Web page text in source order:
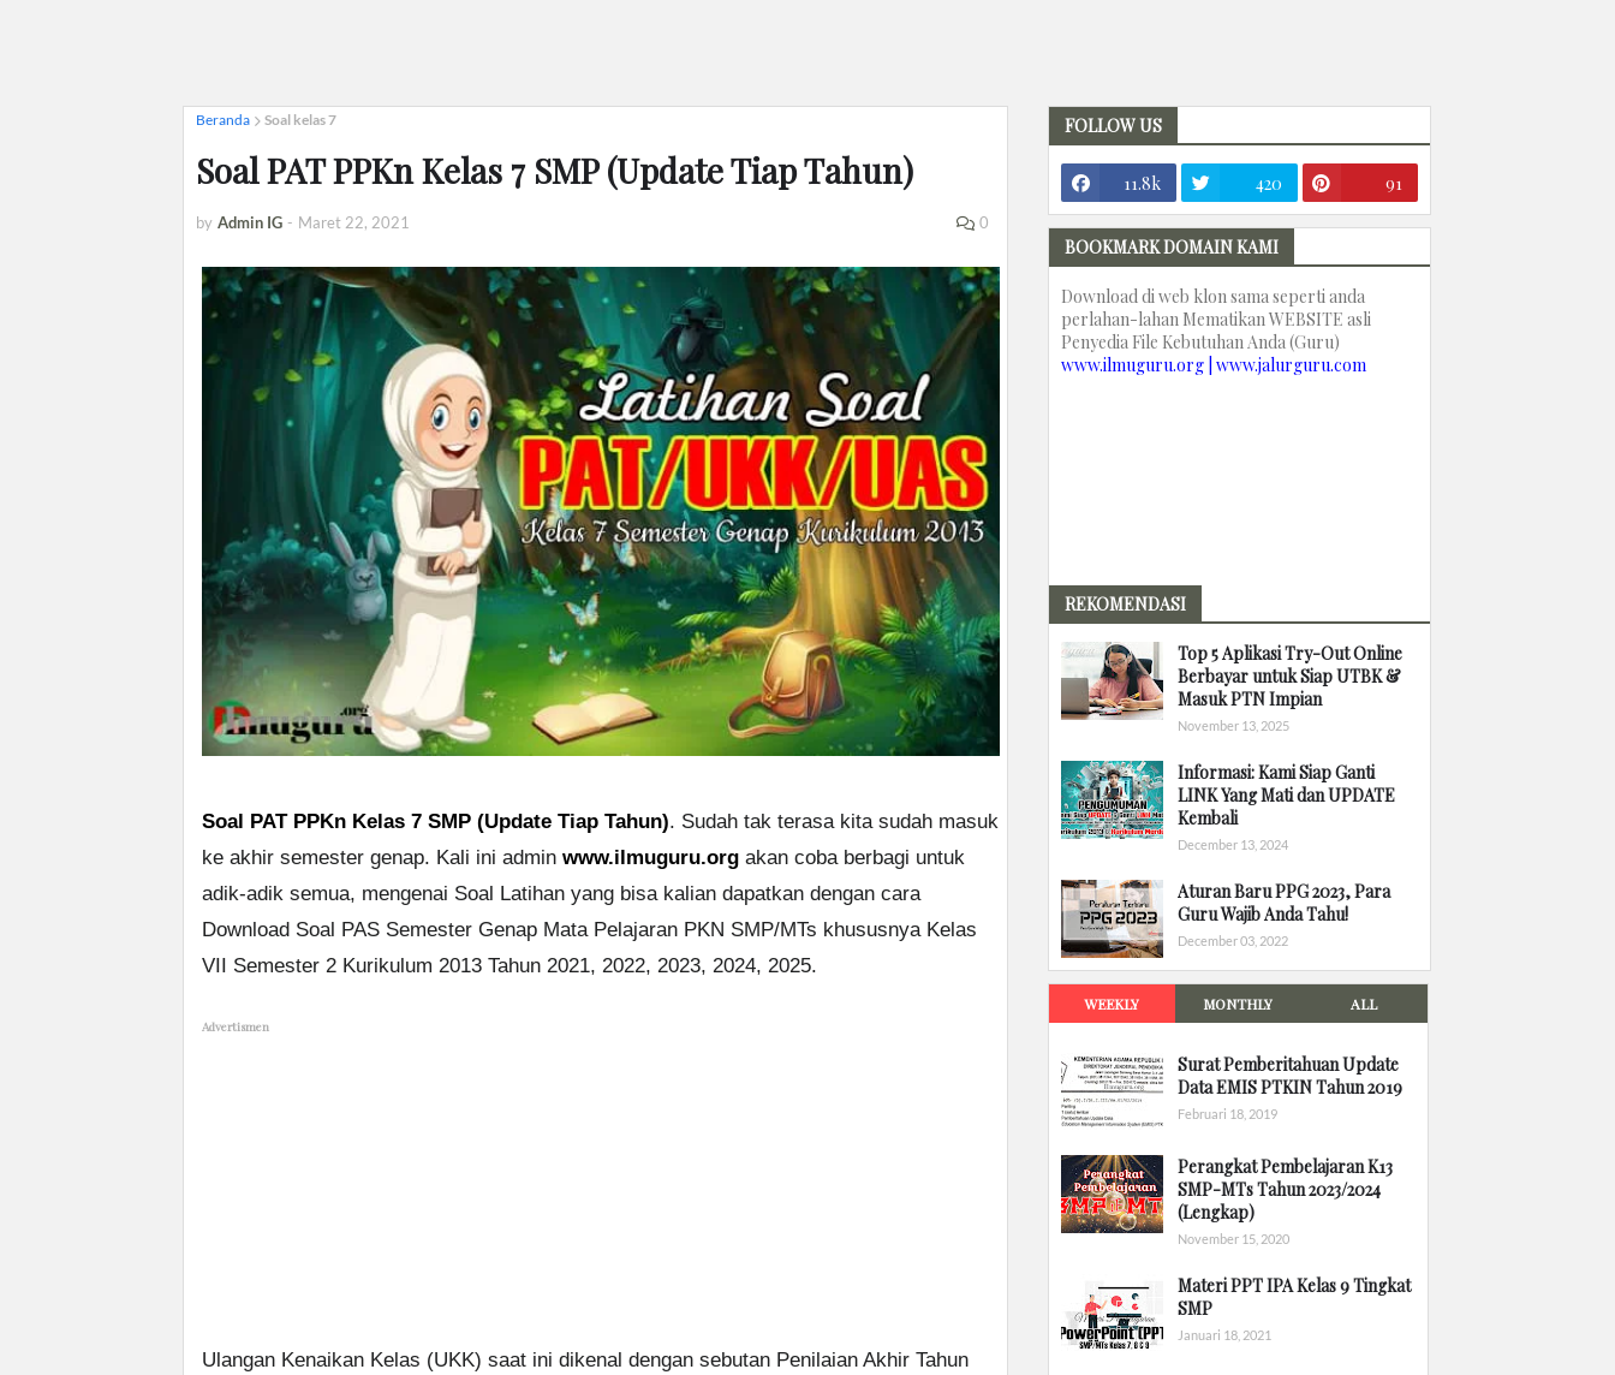
Beranda Soal kelas 7
Soal PAT PPKn Kelas 7 SMP (Update Tiap Tahun)
by Admin IG - Maret 22, 2021 0
Soal PAT PPKn Kelas 7 SMP (Update Tiap Tahun). Sudah tak terasa kita sudah masuk
ke akhir semester genap. Kali ini admin www.ilmuguru.org akan coba berbagi untuk
adik-adik semua, mengenai Soal Latihan yang bisa kalian dapatkan dengan cara
Download Soal PAS Semester Genap Mata Pelajaran PKN SMP/MTs khususnya Kelas
VII Semester 2 Kurikulum 2013 Tahun 2021, 2022, 2023, 2024, 2025.
Advertismen
Ulangan Kenaikan Kelas (UKK) saat ini dikenal dengan sebutan Penilaian Akhir Tahun
FOLLOW US
11.8k 420 91
BOOKMARK DOMAIN KAMI
Download di web klon sama seperti anda
perlahan-lahan Mematikan WEBSITE asli
Penyedia File Kebutuhan Anda (Guru)
www.ilmuguru.org | www.jalurguru.com
REKOMENDASI
Top 5 Aplikasi Try-Out Online
Berbayar untuk Siap UTBK &
Masuk PTN Impian
November 13, 2025
Informasi: Kami Siap Ganti
LINK Yang Mati dan UPDATE
Kembali
December 13, 2024
Aturan Baru PPG 2023, Para
Guru Wajib Anda Tahu!
December 03, 2022
WEEKLY MONTHLY ALL
Surat Pemberitahuan Update
Data EMIS PTKIN Tahun 2019
Februari 18, 2019
Perangkat Pembelajaran K13
SMP-MTs Tahun 2023/2024
(Lengkap)
November 15, 2020
Materi PPT IPA Kelas 9 Tingkat
SMP
Januari 18, 2021